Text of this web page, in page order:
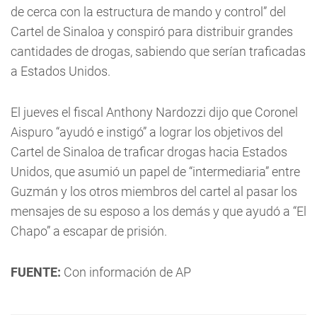
de cerca con la estructura de mando y control” del
Cartel de Sinaloa y conspiró para distribuir grandes
cantidades de drogas, sabiendo que serían traficadas
a Estados Unidos.
El jueves el fiscal Anthony Nardozzi dijo que Coronel
Aispuro “ayudó e instigó” a lograr los objetivos del
Cartel de Sinaloa de traficar drogas hacia Estados
Unidos, que asumió un papel de “intermediaria” entre
Guzmán y los otros miembros del cartel al pasar los
mensajes de su esposo a los demás y que ayudó a “El
Chapo” a escapar de prisión.
FUENTE: Con información de AP